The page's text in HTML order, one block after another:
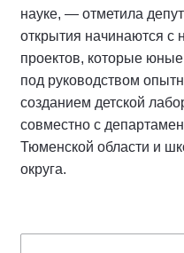
науке, — отметила
открытия начинаются
проектов, которые
под руководством
созданием детской
совместно с
Тюменской области и
округа.